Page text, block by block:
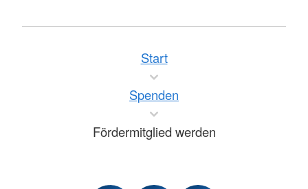
Start
Spenden
Fördermitglied werden